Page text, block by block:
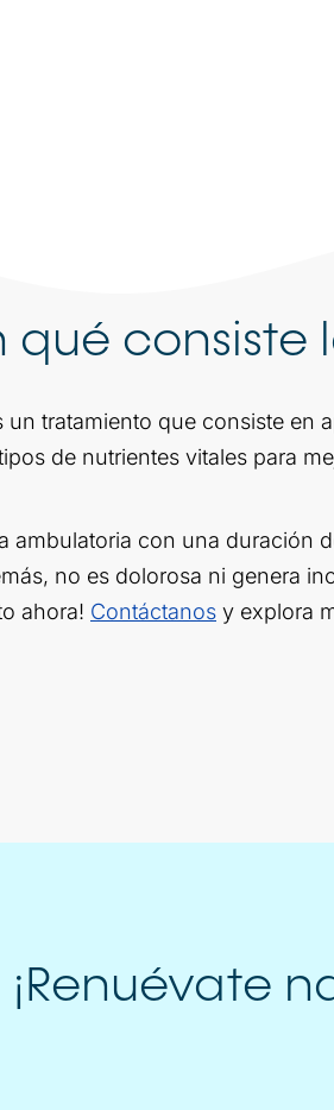
qué
un tratamiento que consiste en
de nutrientes vitales para
ambulatoria con una duración
no es dolorosa ni genera
ahora! Contáctanos y explora
¡Renuévate